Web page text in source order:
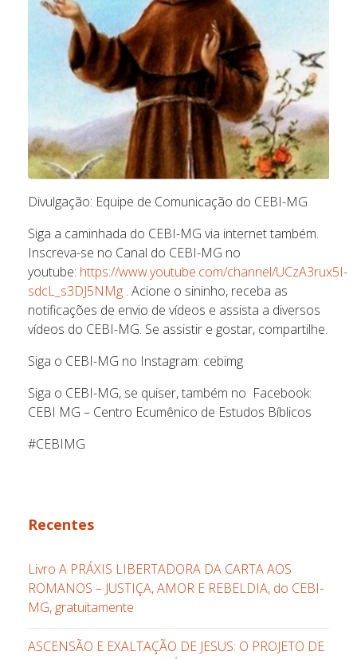
Divulgação: Equipe de Comunicação do CEBI-MG
Siga a caminhada do CEBI-MG via internet também.
Inscreva-se no Canal do CEBI-MG no
youtube: https://www.youtube.com/channel/UCzA3rux5I-
sdcL_s3DJ5NMg . Acione o sininho, receba as
notificações de envio de vídeos e assista a diversos
vídeos do CEBI-MG. Se assistir e gostar, compartilhe.
Siga o CEBI-MG no Instagram: cebimg
Siga o CEBI-MG, se quiser, também no Facebook:
CEBI MG – Centro Ecumênico de Estudos Bíblicos
#CEBIMG
Recentes
Livro A PRÁXIS LIBERTADORA DA CARTA AOS
ROMANOS – JUSTIÇA, AMOR E REBELDIA, do CEBI-
MG, gratuitamente
ASCENSÃO E EXALTAÇÃO DE JESUS: O PROJETO DE